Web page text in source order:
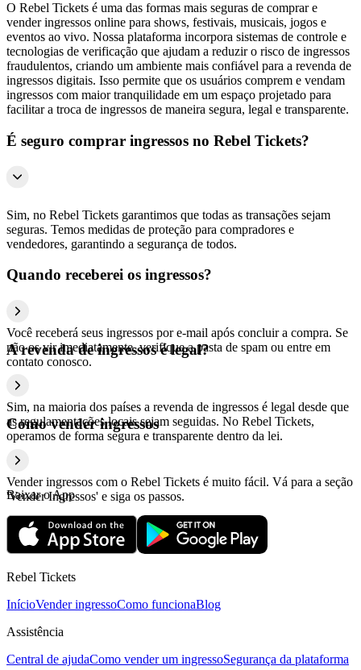
O Rebel Tickets é uma das formas mais seguras de comprar e
vender ingressos online para shows, festivais, musicais, jogos e
eventos ao vivo. Nossa plataforma incorpora sistemas de controle e
tecnologias de verificação que ajudam a reduzir o risco de ingressos
fraudulentos, criando um ambiente mais confiável para a revenda de
ingressos digitais. Isso permite que os usuários comprem e vendam
ingressos com maior tranquilidade em um espaço projetado para
facilitar a troca de ingressos de maneira segura, legal e transparente.
É seguro comprar ingressos no Rebel Tickets?
Sim, no Rebel Tickets garantimos que todas as transações sejam
seguras. Temos medidas de proteção para compradores e
vendedores, garantindo a segurança de todos.
Quando receberei os ingressos?
Você receberá seus ingressos por e-mail após concluir a compra. Se
não os vir imediatamente, verifique a pasta de spam ou entre em
contato conosco.
A revenda de ingressos é legal?
Sim, na maioria dos países a revenda de ingressos é legal desde que
as regulamentações locais sejam seguidas. No Rebel Tickets,
operamos de forma segura e transparente dentro da lei.
Como vender ingressos
Vender ingressos com o Rebel Tickets é muito fácil. Vá para a seção
'Vender Ingressos' e siga os passos.
Baixar o App
Rebel Tickets
InícioVender ingressoComo funcionaBlog
Assistência
Central de ajudaComo vender um ingressoSegurança da plataforma